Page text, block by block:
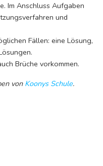
Im Anschluss Aufgaben
und
Fällen: eine Lösung,
Brüche vorkommen.
von Koonys Schule.